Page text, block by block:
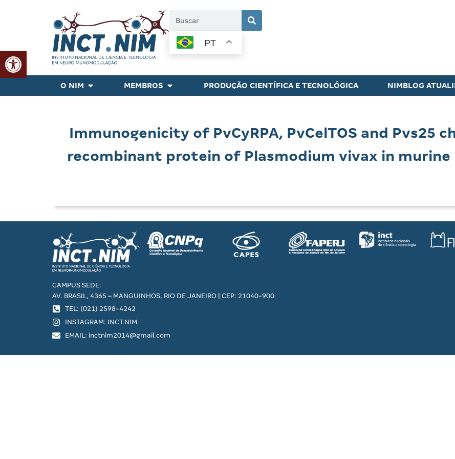
Abrir a barra de ferramentas
PT
O NIM MEMBROS PRODUÇÃO CIENTÍFICA E TECNOLÓGICA NIMBLOG
Immunogenicity of PvCyRPA, PvCelTOS and Pvs25
recombinant protein of Plasmodium vivax in murine
CAMPUS SEDE:
AV. BRASIL, 4365 – MANGUINHOS, RIO DE JANEIRO | CEP: 21040-900
TEL: (021) 2598-4242
INSTAGRAM: INCT.NIM
EMAIL: inctnim2014@gmail.com